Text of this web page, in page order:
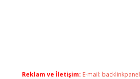
Reklam ve İletişim: E-mail: